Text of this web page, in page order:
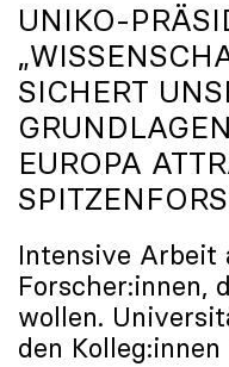
UNIKO-
SICHERT
EUROPA
Intensive Arbeit
Forscher:innen,
wollen.
den